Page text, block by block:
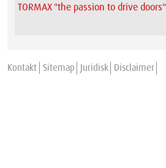
TORMAX "the passion to drive doors"
Kontakt Sitemap Juridisk Disclaimer